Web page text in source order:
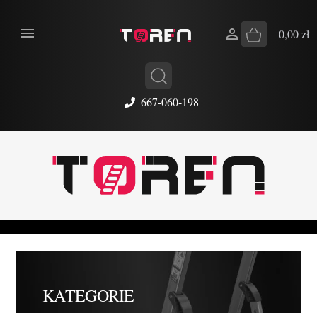
667-060-198
 0,00 zł

KATEGORIE